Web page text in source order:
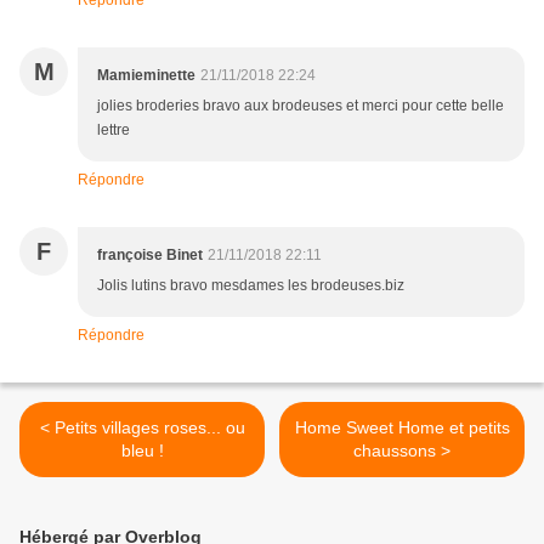
M Mamieminette 21/11/2018 22:24
jolies broderies bravo aux brodeuses et merci pour cette belle
lettre
Répondre
F françoise Binet 21/11/2018 22:11
Jolis lutins bravo mesdames les brodeuses.biz
Répondre
< Petits villages roses... ou
bleu !
Home Sweet Home et petits
chaussons >
Hébergé par Overblog